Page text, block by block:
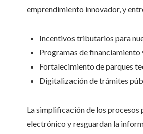
emprendimiento innovador, y
Incentivos tributarios para
Programas de
Fortalecimiento de parques
Digitalización de trámites
La simplificación de los procesos
electrónico y resguardan la